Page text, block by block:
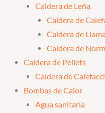
Caldera de Leña
Caldera de
Caldera de
Caldera de
Caldera de Pellets
Caldera de
Bombas de Calor
Agua sanitaria